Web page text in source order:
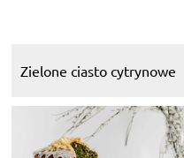
Zielone ciasto cytrynowe